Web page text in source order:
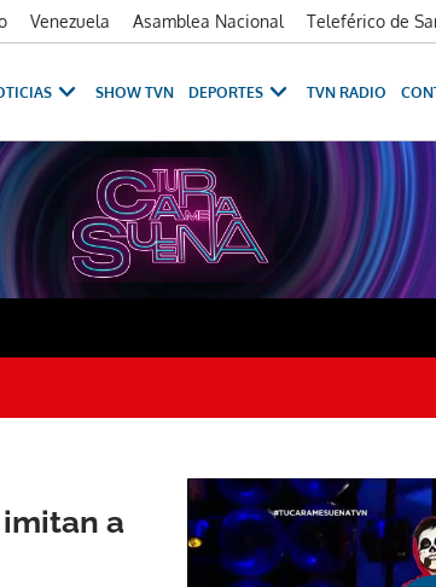
Venezuela Asamblea Nacional Teleférico de
SHOW TVN DEPORTES TVN RADIO
a